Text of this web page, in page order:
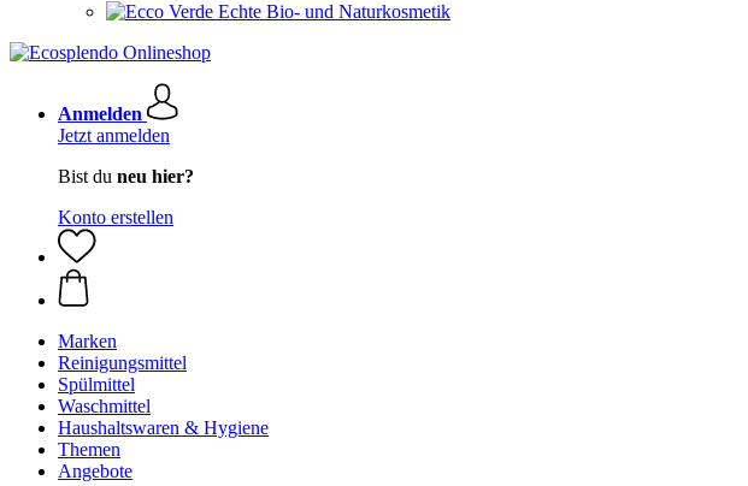
Echte Bio- und Naturkosmetik
Anmelden
Jetzt anmelden
Bist du neu hier?
Konto erstellen
Marken
Reinigungsmittel
Spülmittel
Waschmittel
Haushaltswaren & Hygiene
Themen
Angebote